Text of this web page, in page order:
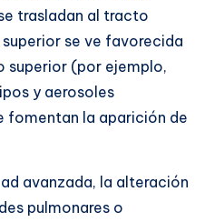
trasladan al tracto
se ve favorecida
(por ejemplo,
y aerosoles
fomentan la aparición de
avanzada, la alteración
pulmonares o